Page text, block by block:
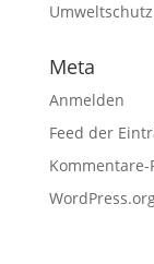
Umweltschutz
Meta
Anmelden
Feed der
Kommentare-